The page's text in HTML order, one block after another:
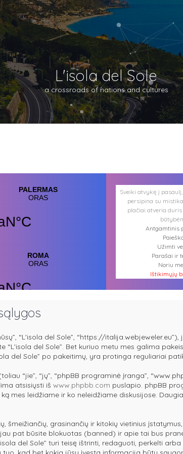
L'isola del Sole
a crossroads of nations and cultures
Sveiki atvykę į
persipina su
plačiai atveria
Antgamtinis
Užimti
Parašai ir
Noriu
Ištikimųjų
“L'isola del Sole”, “https://
“L'isola del Sole”. Bet kuriuo metu mes galima
del Sole” po pakeitimų, yra protinga reguliariai
“jie”, “jų”, “phpBB programinė įranga”,
atsisiųsti iš www.phpbb.com puslapio. phpBB
mes leidžiame ir ko neleidžiame diskusijose.
šmeižiančių, grasinančių ir kitokių vietinius
pat būsite blokuotas (banned) ir apie tai bus
del Sole” turi teisę ištrinti, redaguoti, perkelti